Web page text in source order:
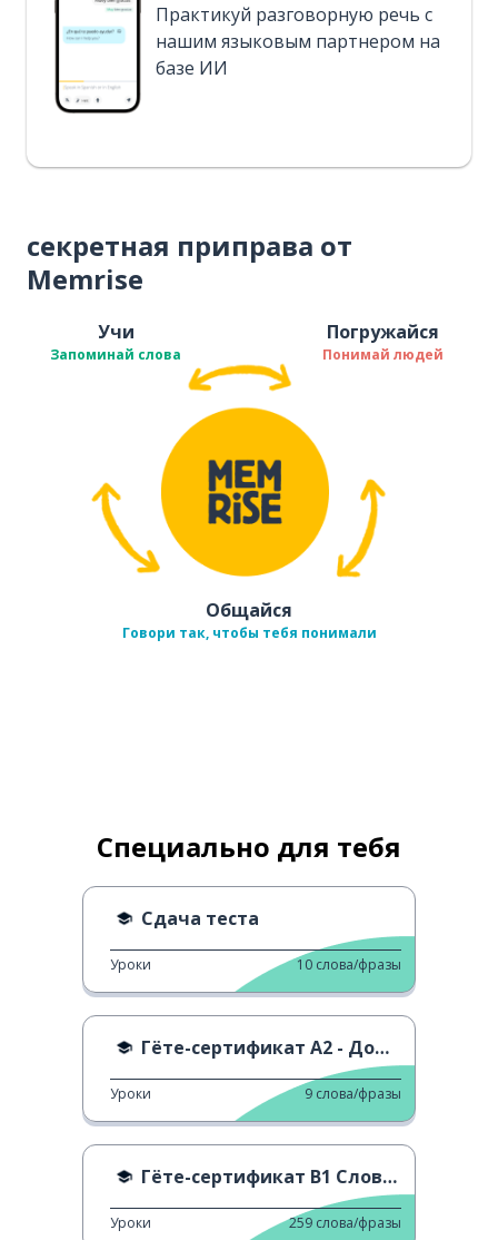
Практикуй разговорную речь с
нашим языковым партнером на
базе ИИ
секретная приправа от
Memrise
Учи
Запоминай слова
Погружайся
Понимай людей
Общайся
Говори так, чтобы тебя понимали
Специально для тебя
Сдача теста
Уроки 10 слова/фразы
Гёте-сертификат A2 - Домашнее хозяйство
Уроки 9 слова/фразы
Гёте-сертификат B1 Словарь - S
Уроки 259 слова/фразы